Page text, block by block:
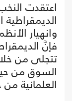
اعتقدت
الديمقراطية
وانهيار
فإنَّ
تتجلى من
السوق من
العلمانية